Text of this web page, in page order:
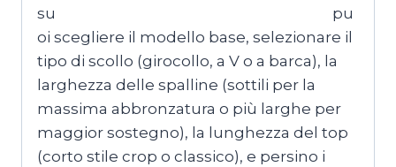
su
pu
oi scegliere il modello base, selezionare il
tipo di scollo (girocollo, a V o a barca), la
larghezza delle spalline (sottili per la
massima abbronzatura o più larghe per
maggior sostegno), la lunghezza del top
(corto stile crop o classico), e persino i